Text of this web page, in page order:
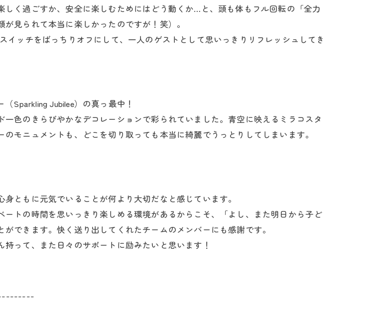
く過ごすか、安全に楽しむためにはどう動くか…と、頭も体もフル回転の「全力
見られて本当に楽しかったのですが！笑）。
ッチをばっちりオフにして、一人のゲストとして思いっきりリフレッシュしてき
Sparkling Jubilee）の真っ最中！
色のきらびやかなデコレーションで彩られていました。青空に映えるミラコスタ
モニュメントも、どこを切り取っても本当に綺麗でうっとりしてしまいます。
ともに元気でいることが何より大切だなと感じています。
トの時間を思いっきり楽しめる環境があるからこそ、「よし、また明日から子ど
できます。快く送り出してくれたチームのメンバーにも感謝です。
って、また日々のサポートに励みたいと思います！